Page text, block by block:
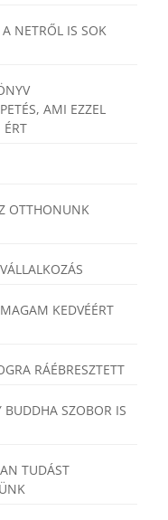
NETRŐL IS SOK
AMI EZZEL
OTTHONUNK
KEDVÉÉRT
RÁÉBRESZTETT
SZOBOR IS
TUDÁST